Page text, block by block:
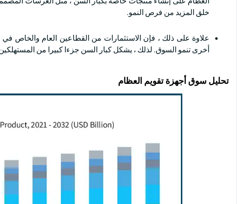
خلق المزيد من فرص النمو.
علاوة على ذلك ، فإن الاستثمارات من القطاعين العام والخاص
أخرى تنمو السوق. لذلك ، يشكل كبار السن جزءا كبيرا من
تحليل سوق أجهزة تقويم العظام